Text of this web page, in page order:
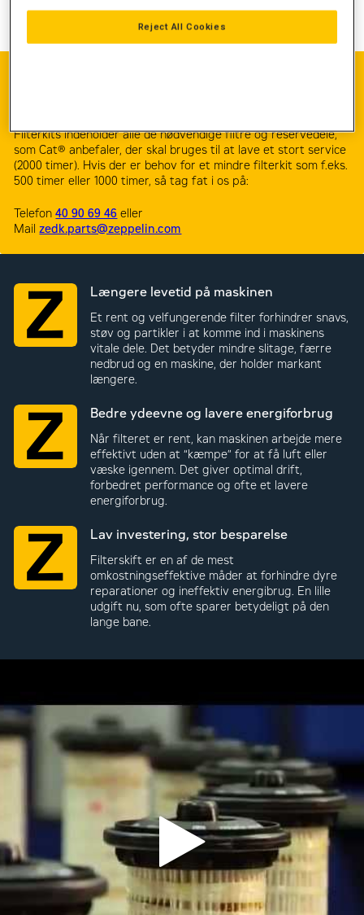
Filterkits indeholder alle de nødvendige filtre og reservedele,
som Cat® anbefaler, der skal bruges til at lave et stort service
(2000 timer). Hvis der er behov for et mindre filterkit som f.eks.
500 timer eller 1000 timer, så tag fat i os på:
Telefon40 90 69 46 eller
Mailzedk.parts@zeppelin.com
Længere levetid på maskinen
Et rent og velfungerende filter forhindrer snavs,
støv og partikler i at komme ind i maskinens
vitale dele. Det betyder mindre slitage, færre
nedbrud og en maskine, der holder markant
længere.
Bedre ydeevne og lavere energiforbrug
Når filteret er rent, kan maskinen arbejde mere
effektivt uden at “kæmpe” for at få luft eller
væske igennem. Det giver optimal drift,
forbedret performance og ofte et lavere
energiforbrug.
Lav investering, stor besparelse
Filterskift er en af de mest
omkostningseffektive måder at forhindre dyre
reparationer og ineffektiv energibrug. En lille
udgift nu, som ofte sparer betydeligt på den
lange bane.
Reject All Cookies